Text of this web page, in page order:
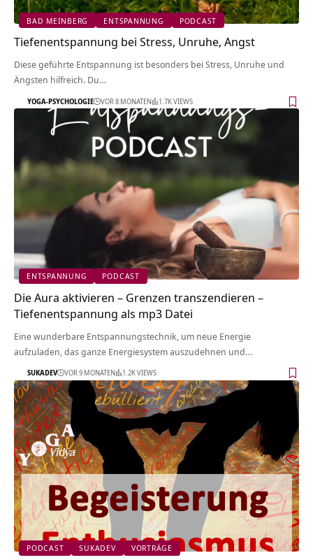
BAD MEINBERG ENTSPANNUNG PODCAST
Tiefenentspannung bei Stress, Unruhe, Angst
Diese geführte Entspannung ist besonders bei Stress, Unruhe und
Ängsten hilfreich. Du…
YOGA-PSYCHOLOGIE VOR 8 MONATEN 1.7K VIEWS
ENTSPANNUNG PODCAST
Die Aura aktivieren – Grenzen transzendieren –
Tiefenentspannung als mp3 Datei
Eine wunderbare Entspannungstechnik, um neue Energie
aufzuladen, das ganze Energiesystem auszudehnen und…
SUKADEV VOR 9 MONATEN 1.2K VIEWS
PODCAST SUKADEV VORTRÄGE